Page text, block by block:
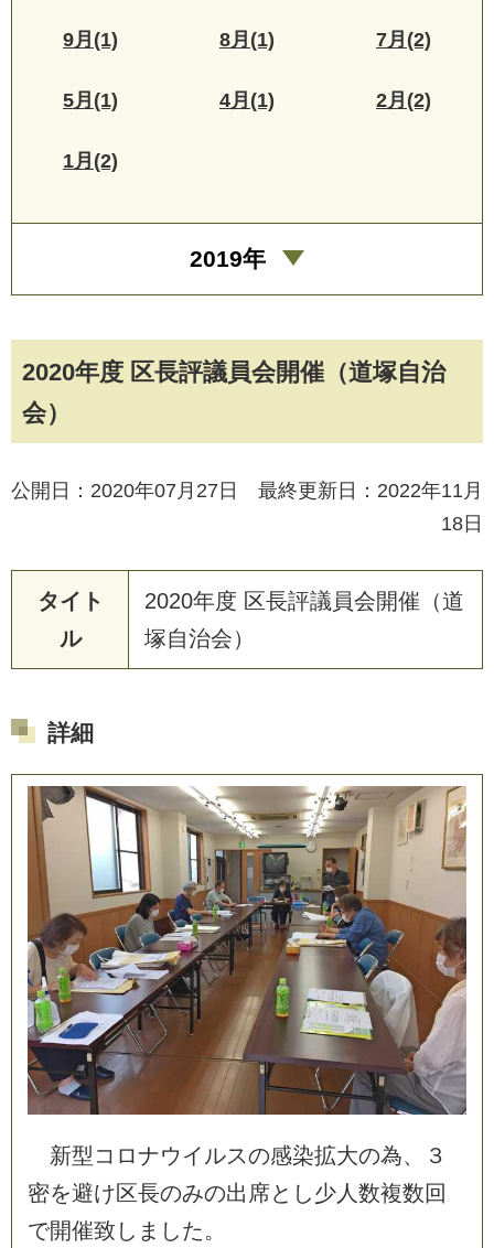
2020年度 区長評議員会開催（道塚自治
会）
公開日：2020年07月27日 最終更新日：2022年11月
18日
タイト
ル
2020年度 区長評議 員会開催 （道
塚自治会）
詳細
新型 コ ロナウ イ ルスの感染拡大の為、
３
密を避け区長のみの出 席と し少人数複数回
で開催致し ま した。
9月(1) 8月(1) 7月(2)
5月(1) 4月(1) 2月(2)
1月(2)
2019年